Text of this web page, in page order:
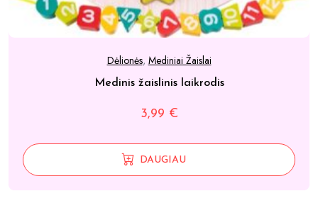
Dėlionės, Mediniai Žaislai
Medinis žaislinis laikrodis
3,99 €
DAUGIAU